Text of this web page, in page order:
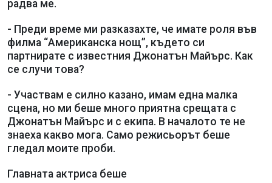
радва ме.
- Преди време ми разказахте, че имате роля във
филма “Американска нощ”, където си
партнирате с известния Джонатън Майърс. Как
се случи това?
- Участвам е силно казано, имам една малка
сцена, но ми беше много приятна срещата с
Джонатън Майърс и с екипа. В началото те не
знаеха какво мога. Само режисьорът беше
гледал моите проби.
Главната актриса беше